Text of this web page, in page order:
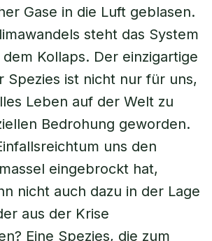
Gase in die Luft geblasen.
steht das System
Kollaps. Der einzigartige
Spezies ist nicht nur für uns,
Leben auf der Welt zu
Bedrohung geworden.
uns den
eingebrockt hat,
nicht auch dazu in der Lage
aus der Krise
Eine Spezies, die zum